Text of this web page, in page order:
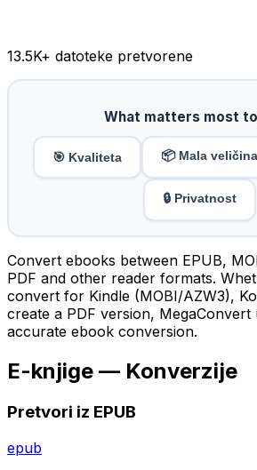
13.5K+ datoteke pretvorene
What matters most
🎯 Kvaliteta 📦 Mala veličina
🔒 Privatnost
Convert ebooks between EPUB,
PDF and other reader formats.
convert for Kindle (MOBI/AZW3),
create a PDF version, MegaConvert
accurate ebook conversion.
E-knjige — Konverzije
Pretvori iz EPUB
epub